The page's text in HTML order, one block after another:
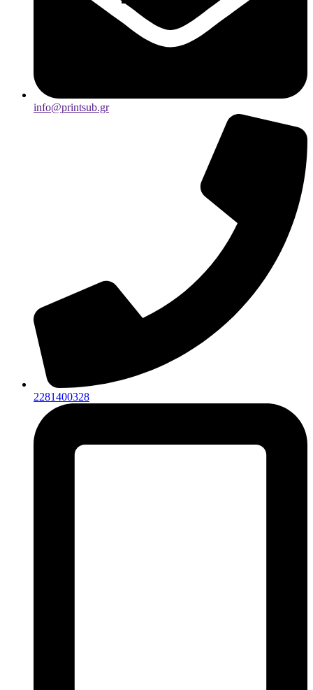
info@printsub.gr
2281400328